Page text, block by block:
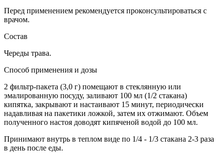
Перед применением рекомендуется проконсультироваться с
врачом.
Состав
Череды трава.
Способ применения и дозы
2 фильтр-пакета (3,0 г) помещают в стеклянную или
эмалированную посуду, заливают 100 мл (1/2 стакана)
кипятка, закрывают и настаивают 15 минут, периодически
надавливая на пакетики ложкой, затем их отжимают. Объем
полученного настоя доводят кипяченой водой до 100 мл.
Принимают внутрь в теплом виде по 1/4 - 1/3 стакана 2-3 раза
в день после еды.